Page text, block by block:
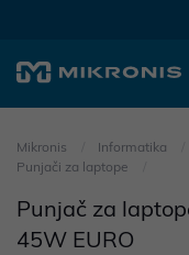
Mikronis Informatika
Punjači za laptope
Punjač za
45W EURO